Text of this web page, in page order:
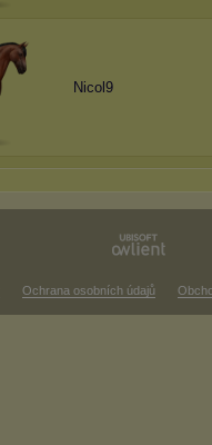
Nicol9
Ochrana osobních údajů